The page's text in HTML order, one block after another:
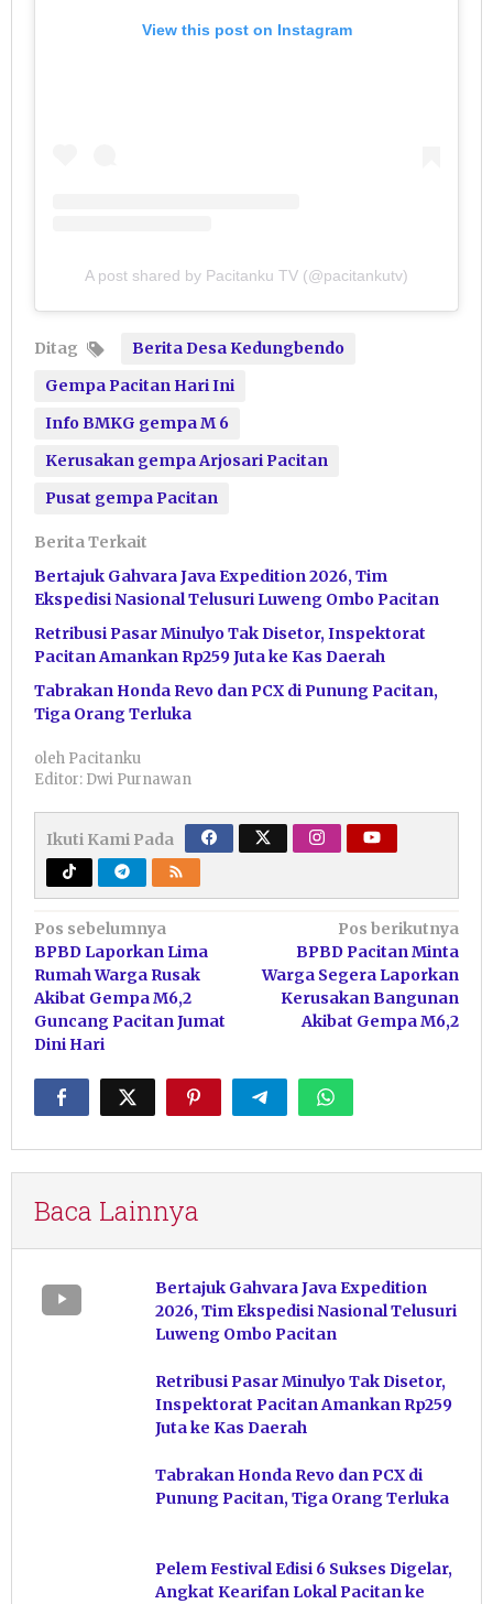
View this post on Instagram
A post shared by Pacitanku TV (@pacitankutv)
Ditag
Berita Desa Kedungbendo
Gempa Pacitan Hari Ini
Info BMKG gempa M 6
Kerusakan gempa Arjosari Pacitan
Pusat gempa Pacitan
Berita Terkait
Bertajuk Gahvara Java Expedition 2026, Tim
Ekspedisi Nasional Telusuri Luweng Ombo Pacitan
Retribusi Pasar Minulyo Tak Disetor, Inspektorat
Pacitan Amankan Rp259 Juta ke Kas Daerah
Tabrakan Honda Revo dan PCX di Punung Pacitan,
Tiga Orang Terluka
oleh Pacitanku
Editor: Dwi Purnawan
Ikuti Kami Pada
Navigasi
pos
Pos sebelumnya
BPBD Laporkan Lima
Rumah Warga Rusak
Akibat Gempa M6,2
Guncang Pacitan Jumat
Dini Hari
Pos berikutnya
BPBD Pacitan Minta
Warga Segera Laporkan
Kerusakan Bangunan
Akibat Gempa M6,2
Baca Lainnya
Bertajuk Gahvara Java Expedition
2026, Tim Ekspedisi Nasional Telusuri
Luweng Ombo Pacitan
Retribusi Pasar Minulyo Tak Disetor,
Inspektorat Pacitan Amankan Rp259
Juta ke Kas Daerah
Tabrakan Honda Revo dan PCX di
Punung Pacitan, Tiga Orang Terluka
Pelem Festival Edisi 6 Sukses Digelar,
Angkat Kearifan Lokal Pacitan ke